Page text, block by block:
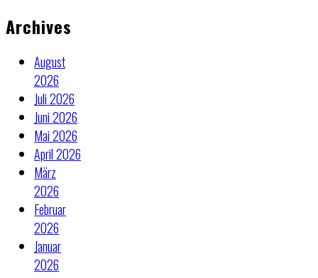
Archives
August
2026
Juli 2026
Juni 2026
Mai 2026
April 2026
März
2026
Februar
2026
Januar
2026